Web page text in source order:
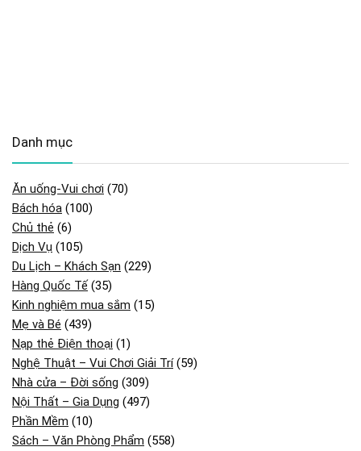
Danh mục
Ăn uống-Vui chơi (70)
Bách hóa (100)
Chủ thẻ (6)
Dịch Vụ (105)
Du Lịch – Khách Sạn (229)
Hàng Quốc Tế (35)
Kinh nghiệm mua sắm (15)
Mẹ và Bé (439)
Nạp thẻ Điện thoại (1)
Nghệ Thuật – Vui Chơi Giải Trí(59)
Nhà cửa – Đời sống (309)
Nội Thất – Gia Dụng (497)
Phần Mềm (10)
Sách – Văn Phòng Phẩm (558)